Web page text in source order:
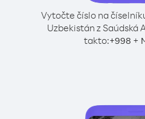
Vytočte číslo na
Uzbekistán z Saúdská
takto:+998 +